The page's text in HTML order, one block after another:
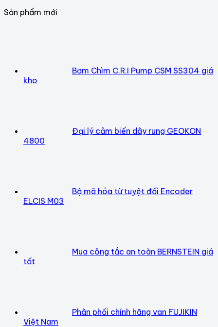
Sản phẩm mới
Bơm Chìm C.R.I Pump CSM SS304 giá
kho
Đại lý cảm biến dây rung GEOKON
4800
Bộ mã hóa từ tuyệt đối Encoder
ELCIS M03
Mua công tắc an toàn BERNSTEIN giá
tốt
Phân phối chính hãng van FUJIKIN
Việt Nam